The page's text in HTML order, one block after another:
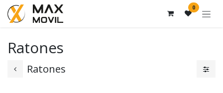
Ir al contenido 0
Ratones
Ratones